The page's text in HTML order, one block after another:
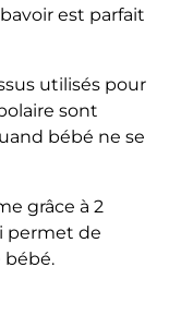
est parfait
utilisés pour
sont
bébé ne se
grâce à 2
permet de
bébé.